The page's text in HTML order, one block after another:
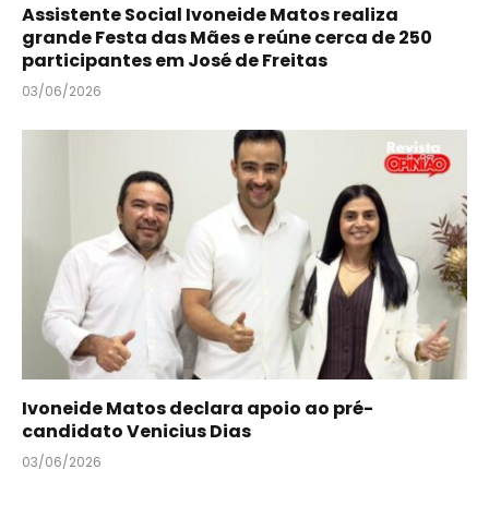
Assistente Social Ivoneide Matos realiza
grande Festa das Mães e reúne cerca de 250
participantes em José de Freitas
03/06/2026
Ivoneide Matos declara apoio ao pré-
candidato Venicius Dias
03/06/2026